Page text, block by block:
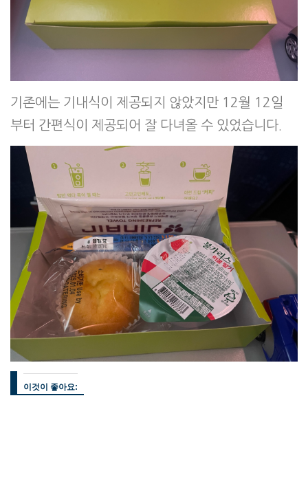
기존에는 기내식이 제공되지 않았지만 12월 12일
부터 간편식이 제공되어 잘 다녀올 수 있었습니다.
이것이 좋아요: